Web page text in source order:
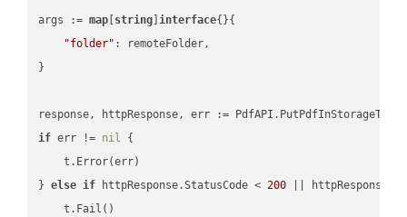
args := map string ]interface{}{
"folder" : remoteFolder,
}
if err != nil {
    t.Error(err)
} else if httpResponse.StatusCode < 200 ||
    t.Fail()